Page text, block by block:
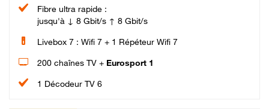
Fibre ultra rapide :
jusqu'à ↓ 8 Gbit/s ↑ 8 Gbit/s
Livebox 7 : Wifi 7 + 1 Répéteur Wifi 7
200 chaînes TV + Eurosport 1
1 Décodeur TV 6